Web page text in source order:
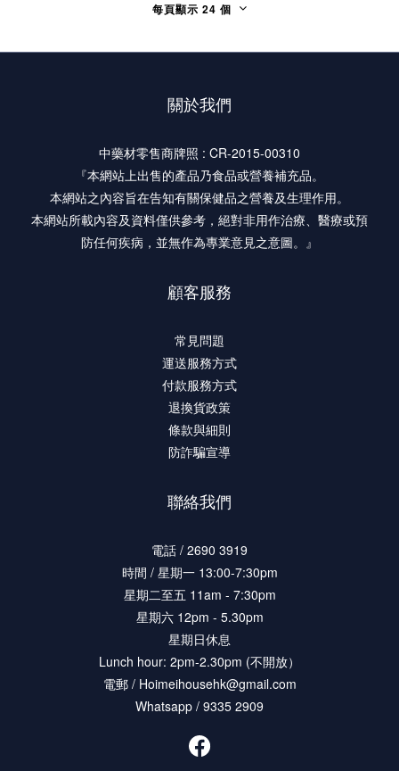
每頁顯示 24 個
關於我們
中藥材零售商牌照 : CR-2015-00310
『本網站上出售的產品乃食品或營養補充品。
本網站之內容旨在告知有關保健品之營養及生理作用。
本網站所載內容及資料僅供參考，絕對非用作治療、醫療或預
防任何疾病，並無作為專業意見之意圖。』
顧客服務
常見問題
運送服務方式
付款服務方式
退換貨政策
條款與細則
防詐騙宣導
聯絡我們
電話 / 2690 3919
時間 / 星期一 13:00-7:30pm
星期二至五 11am - 7:30pm
星期六 12pm - 5.30pm
星期日休息
Lunch hour: 2pm-2.30pm (不開放）
電郵 / Hoimeihousehk@gmail.com
Whatsapp / 9335 2909